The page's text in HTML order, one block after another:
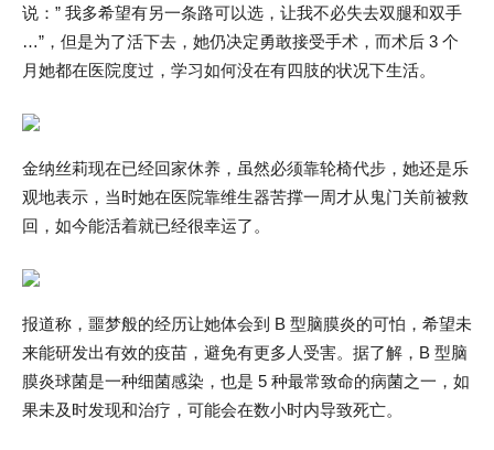
说：” 我多希望有另一条路可以选，让我不必失去双腿和双手
…”，但是为了活下去，她仍决定勇敢接受手术，而术后 3 个
月她都在医院度过，学习如何没在有四肢的状况下生活。
金纳丝莉现在已经回家休养，虽然必须靠轮椅代步，她还是乐
观地表示，当时她在医院靠维生器苦撑一周才从鬼门关前被救
回，如今能活着就已经很幸运了。
报道称，噩梦般的经历让她体会到 B 型脑膜炎的可怕，希望未
来能研发出有效的疫苗，避免有更多人受害。据了解，B 型脑
膜炎球菌是一种细菌感染，也是 5 种最常致命的病菌之一，如
果未及时发现和治疗，可能会在数小时内导致死亡。